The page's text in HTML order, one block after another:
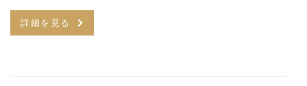
詳細を見る